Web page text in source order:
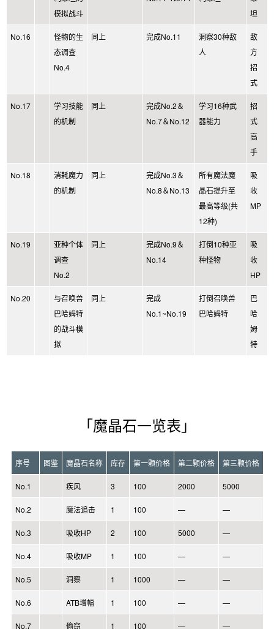
模拟战斗
坦
No.16
怪物的生
态调查
No.4
同上 完成No.11
洞察30种敌
人
敌
方
招
式
No.17
学习技能
的机制
同上
完成No.2＆
No.7＆No.12
学习16种武
器能力
招
式
高
手
No.18
消耗魔力
的机制
同上
完成No.3＆
No.8＆No.13
所有魔法魔
晶石提升至
最高等级(共
12种)
吸
收
MP
No.19
亚种个体
调查
No.2
同上
完成No.9＆
No.14
打倒10种亚
种怪物
吸
收
HP
No.20
与召唤兽
巴哈姆特
的战斗模
拟
同上
完成
No.1~No.19
打倒召唤兽
巴哈姆特
巴
哈
姆
特
「魔晶石一览表」
序号 图鉴 魔晶石名称 库存 第一颗价格 第二颗价格 第三颗价格
No.1 疾风 3 100 2000 5000
No.2 魔法追击 1 100 — —
No.3 吸收HP 2 100 5000 —
No.4 吸收MP 1 100 — —
No.5 洞察 1 1000 — —
No.6 ATB增幅 1 100 — —
No.7 偷窃 1 100 — —